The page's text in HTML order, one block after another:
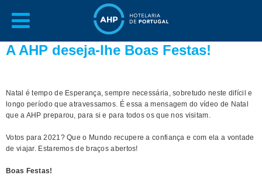
A AHP deseja-lhe Boas Festas!
Natal é tempo de Esperança, sempre necessária, sobretudo neste difícil e
longo período que atravessamos. É essa a mensagem do vídeo de Natal
que a AHP preparou, para si e para todos os que nos visitam.
Votos para 2021? Que o Mundo recupere a confiança e com ela a vontade
de viajar. Estaremos de braços abertos!
Boas Festas!